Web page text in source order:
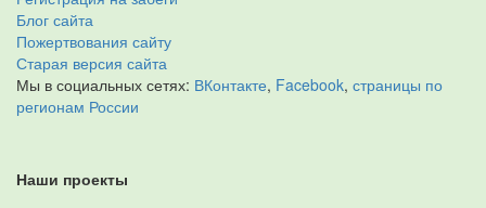
Блог сайта
Пожертвования сайту
Старая версия сайта
Мы в социальных сетях: ВКонтакте, Facebook, страницы по
регионам России
Наши проекты